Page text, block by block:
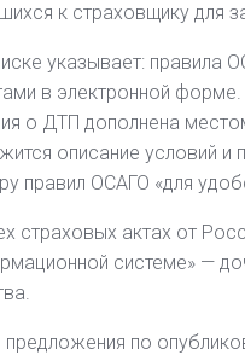
к страховщику для
указывает:
в электронной
о ДТП дополнена
описание условий
правил ОСАГО «для
страховых актах от
системе» —
по